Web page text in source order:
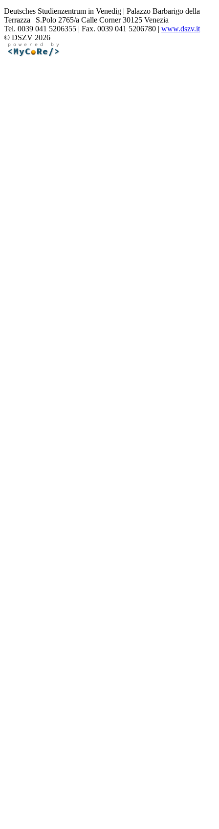
Deutsches Studienzentrum in Venedig | Palazzo Barbarigo della
Terrazza | S.Polo 2765/a Calle Corner 30125 Venezia
Tel. 0039 041 5206355 | Fax. 0039 041 5206780 | www.dszv.it
© DSZV 2026